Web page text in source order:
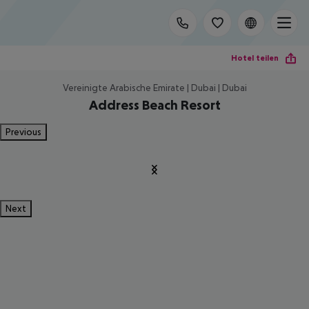
Hotel teilen
Vereinigte Arabische Emirate | Dubai | Dubai
Address Beach Resort
Previous
Next